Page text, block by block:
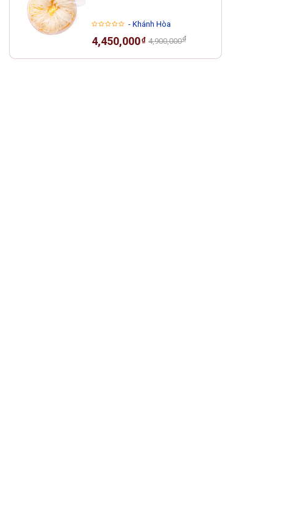
- Khánh Hòa
4,450,000₫ 4,900,000₫